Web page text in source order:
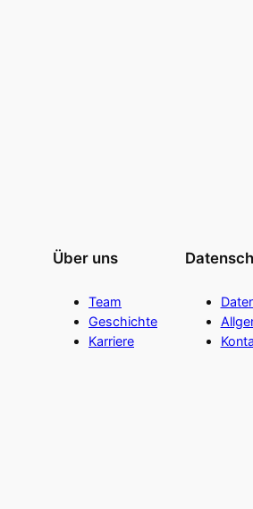
Über uns
Team
Geschichte
Karriere